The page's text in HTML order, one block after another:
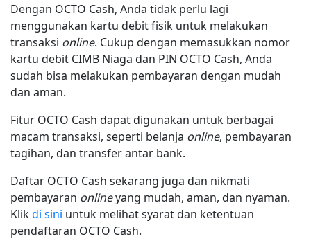
Dengan OCTO Cash, Anda tidak perlu lagi
menggunakan kartu debit fisik untuk melakukan
transaksi online. Cukup dengan memasukkan nomor
kartu debit CIMB Niaga dan PIN OCTO Cash, Anda
sudah bisa melakukan pembayaran dengan mudah
dan aman.
Fitur OCTO Cash dapat digunakan untuk berbagai
macam transaksi, seperti belanja online, pembayaran
tagihan, dan transfer antar bank.
Daftar OCTO Cash sekarang juga dan nikmati
pembayaran onlineyang mudah, aman, dan nyaman.
Klikdi sini untuk melihat syarat dan ketentuan
pendaftaran OCTO Cash.